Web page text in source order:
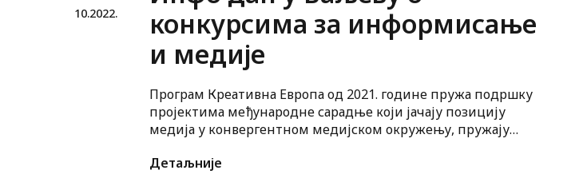
10.2022.
конкурсима за информисање
и медије
Програм Креативна Европа од 2021. године пружа подршку
пројектима међународне сарадње који јачају позицију
медија у конвергентном медијском окружењу, пружају
оснажују транснационалну сарадњу и размену добрих пракси.
Детаљније